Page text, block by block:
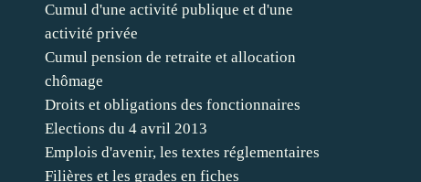
Cumul d'une activité publique et d'une
activité privée
Cumul pension de retraite et allocation
chômage
Droits et obligations des fonctionnaires
Elections du 4 avril 2013
Emplois d'avenir, les textes réglementaires
Filières et les grades en fiches